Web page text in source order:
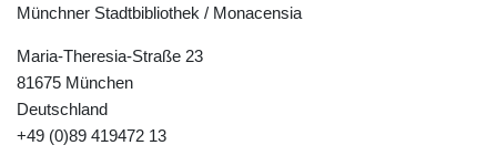
Münchner Stadtbibliothek / Monacensia
Maria-Theresia-Straße 23
81675 München
Deutschland
+49 (0)89 419472 13